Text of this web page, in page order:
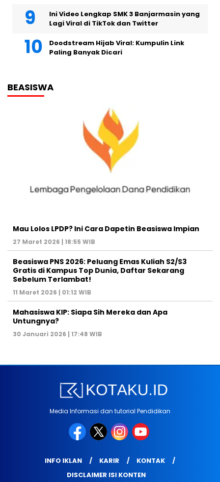
Ini Video Lengkap SMK 3 Banjarmasin yang
Lagi Viral di TikTok dan Twitter
Doodstream Hijab Viral: Kumpulin Link
Paling Banyak Dicari
BEASISWA
Mau Lolos LPDP? Ini Cara Dapetin Beasiswa Impian
27 Maret 2026 | 18:55 WIB
Beasiswa PNS 2026: Peluang Emas Kuliah S2/S3
Gratis di Kampus Top Dunia, Daftar Sekarang
Sebelum Terlambat!
11 Maret 2026 | 01:12 WIB
Mahasiswa KIP: Siapa Sih Mereka dan Apa
Untungnya?
30 Januari 2026 | 17:48 WIB
Media Informasi dan tutorial Pendidikan
INFO IKLAN KARIR
KONTAK
DISCLAIMER ISI KONTEN